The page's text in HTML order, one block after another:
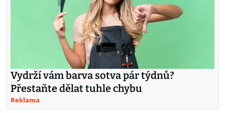
Vydrží vám barva sotva pár týdnů?
Přestaňte dělat tuhle chybu
Reklama